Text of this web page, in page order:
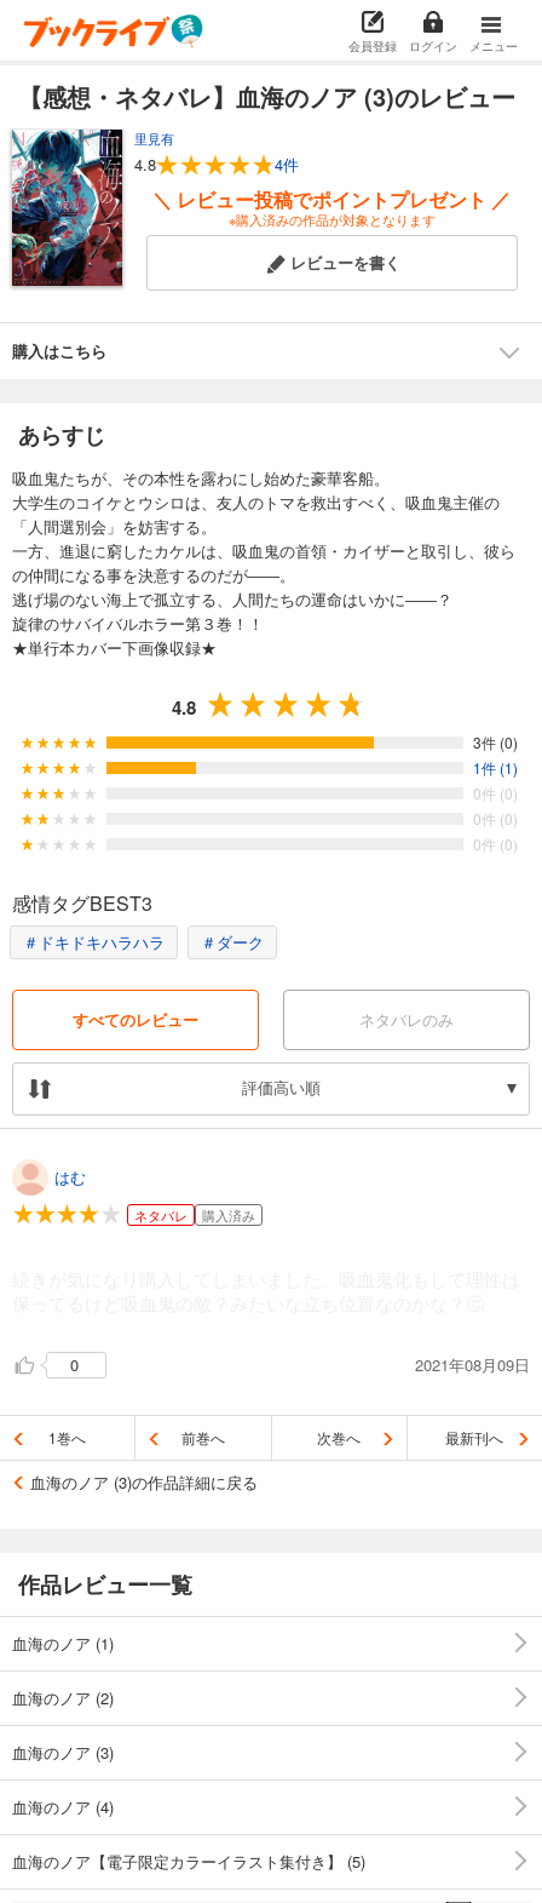
会員登録 ログイン メニュー
【感想・ネタバレ】血海のノア (3)のレビュー
里見有
4.8 4件
＼ レビュー投稿でポイントプレゼント ／
※購入済みの作品が対象となります
レビューを書く
購入はこちら
あらすじ
吸血鬼たちが、その本性を露わにし始めた豪華客船。
大学生のコイケとウシロは、友人のトマを救出すべく、吸血鬼主催の
「人間選別会」を妨害する。
一方、進退に窮したカケルは、吸血鬼の首領・カイザーと取引し、彼ら
の仲間になる事を決意するのだが――。
逃げ場のない海上で孤立する、人間たちの運命はいかに――？
旋律のサバイバルホラー第３巻！！
★単行本カバー下画像収録★
4.8
3件 (0)
1件 (1)
0件 (0)
0件 (0)
0件 (0)
感情タグBEST3
＃ドキドキハラハラ ＃ダーク
すべてのレビュー ネタバレのみ
評価高い順
はむ
ネタバレ 購入済み
0 2021年08月09日
1巻へ 前巻へ 次巻へ 最新刊へ
血海のノア (3)の作品詳細に戻る
作品レビュー一覧
血海のノア (1)
血海のノア (2)
血海のノア (3)
血海のノア (4)
血海のノア【電子限定カラーイラスト集付き】 (5)